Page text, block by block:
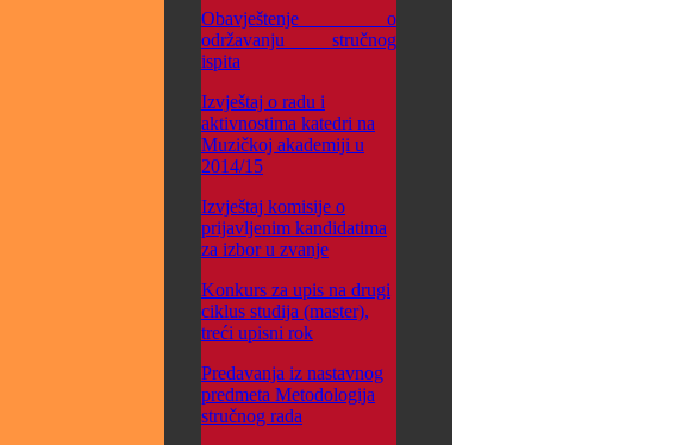
Obavještenje o
održavanju stručnog
ispita
Izvještaj o radu i
aktivnostima katedri na
Muzičkoj akademiji u
2014/15
Izvještaj komisije o
prijavljenim kandidatima
za izbor u zvanje
Konkurs za upis na drugi
ciklus studija (master),
treći upisni rok
Predavanja iz nastavnog
predmeta Metodologija
stručnog rada